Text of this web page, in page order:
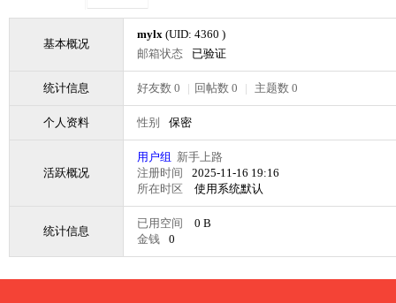
基本概况
mylx (UID: 4360 )
邮箱状态
已验证
统计信息 好友数 0 | 回帖数 0 | 主题数 0
个人资料 性别 保密
活跃概况
用户组 新手上路
注册时间
2025-11-16 19:16
所在时区
使用系统默认
统计信息
已用空间
0 B
金钱
0